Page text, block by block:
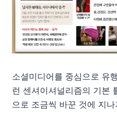
소셜미디어를 중심으로 유
런 센셔이셔널리즘의 기본
으로 조금씩 바꾼 것에 지